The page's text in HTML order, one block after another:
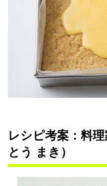
レシピ考案：料
とう まき）